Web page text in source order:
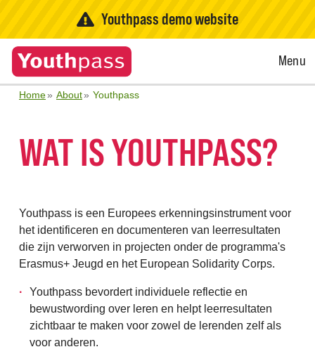
Youthpass demo website
Open
Menu
Home About Youthpass
WAT IS YOUTHPASS?
Youthpass is een Europees erkenningsinstrument voor
het identificeren en documenteren van leerresultaten
die zijn verworven in projecten onder de programma's
Erasmus+ Jeugd en het European Solidarity Corps.
Youthpass bevordert individuele reflectie en
bewustwording over leren en helpt leerresultaten
zichtbaar te maken voor zowel de lerenden zelf als
voor anderen.